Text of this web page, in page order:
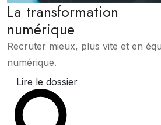
La transformation
numérique
Recruter mieux, plus vite et en
numérique.
Lire le dossier